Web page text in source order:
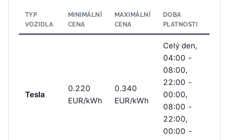
TYP
VOZIDLA
MINIMÁLNÍ
CENA
MAXIMÁLNÍ
CENA
DOBA
PLATNOSTI
Tesla
0.220
EUR/kWh
0.340
EUR/kWh
Celý den,
04:00 -
08:00,
22:00 -
00:00,
08:00 -
22:00,
00:00 -